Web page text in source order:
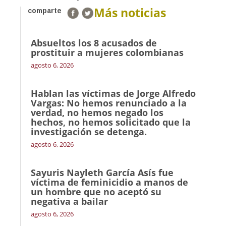
comparte Más noticias
Absueltos los 8 acusados de
prostituir a mujeres colombianas
agosto 6, 2026
Hablan las víctimas de Jorge Alfredo
Vargas: No hemos renunciado a la
verdad, no hemos negado los
hechos, no hemos solicitado que la
investigación se detenga.
agosto 6, 2026
Sayuris Nayleth García Asís fue
víctima de feminicidio a manos de
un hombre que no aceptó su
negativa a bailar
agosto 6, 2026